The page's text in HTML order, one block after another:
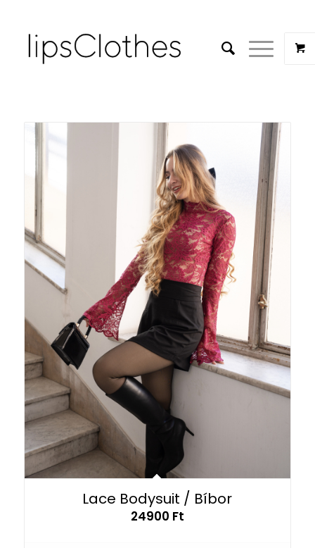
Lace Bodysuit / Bíbor
24900 Ft